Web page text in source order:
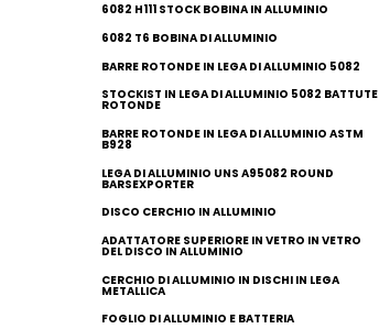
6082 H111 STOCK BOBINA IN ALLUMINIO
6082 T6 BOBINA DI ALLUMINIO
BARRE ROTONDE IN LEGA DI ALLUMINIO 5082
STOCKIST IN LEGA DI ALLUMINIO 5082 BATTUTE
ROTONDE
BARRE ROTONDE IN LEGA DI ALLUMINIO ASTM
B928
LEGA DI ALLUMINIO UNS A95082 ROUND
BARSEXPORTER
DISCO CERCHIO IN ALLUMINIO
ADATTATORE SUPERIORE IN VETRO IN VETRO
DEL DISCO IN ALLUMINIO
CERCHIO DI ALLUMINIO IN DISCHI IN LEGA
METALLICA
FOGLIO DI ALLUMINIO E BATTERIA